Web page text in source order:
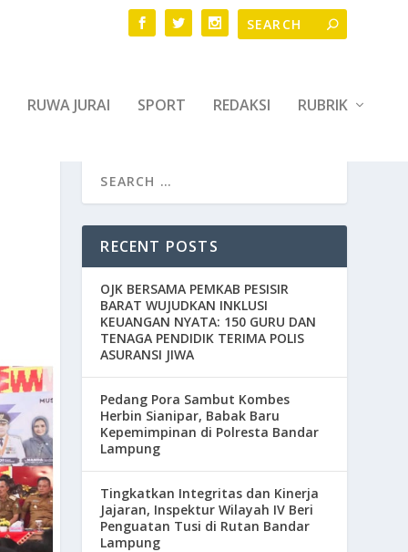
RUWA JURAI SPORT REDAKSI RUBRIK
RECENT POSTS
OJK BERSAMA PEMKAB PESISIR
BARAT WUJUDKAN INKLUSI
KEUANGAN NYATA: 150 GURU DAN
TENAGA PENDIDIK TERIMA POLIS
ASURANSI JIWA
Pedang Pora Sambut Kombes
Herbin Sianipar, Babak Baru
Kepemimpinan di Polresta Bandar
Lampung
Tingkatkan Integritas dan Kinerja
Jajaran, Inspektur Wilayah IV Beri
Penguatan Tusi di Rutan Bandar
Lampung